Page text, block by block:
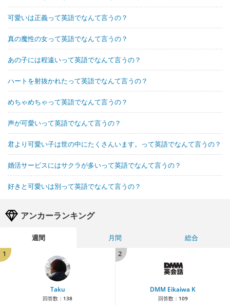
可愛いは正義って英語でなんて言うの？
真の魔性の女って英語でなんて言うの？
あの子には程遠いって英語でなんて言うの？
ハートを射抜かれたって英語でなんて言うの？
めちゃめちゃって英語でなんて言うの？
声が可愛いって英語でなんて言うの？
君より可愛い子は世の中にたくさんいます。って英語でなんて言うの？
婚活サービスにはサクラが多いって英語でなんて言うの？
好きと可愛いは別って英語でなんて言うの？
アンカーランキング
週間 月間
総合
1
Taku
回答数： 138
2
DMM Eikaiwa K
回答数： 109